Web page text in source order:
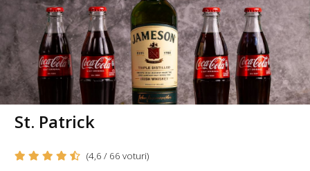
St. Patrick
(4,6 / 66 voturi)